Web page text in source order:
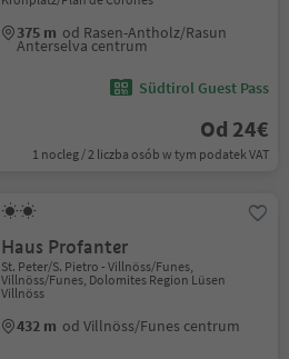
375 m od Rasen-Antholz/Rasun
Anterselva centrum
Südtirol Guest Pass
Od 24€
1 nocleg / 2 liczba osób w tym podatek VAT
Haus Profanter
St. Peter/S. Pietro - Villnöss/Funes,
Villnöss/Funes, Dolomites Region Lüsen
Villnöss
432 m od Villnöss/Funes centrum